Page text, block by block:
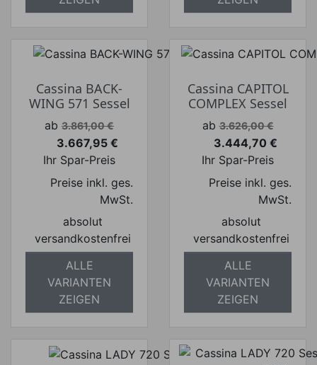
Cassina BACK-
WING 571 Sessel
Verkaufspreis
ab 3.861,00 €
Preis
3.667,95 €
Ihr Spar-Preis
Preise inkl. ges.
MwSt.
absolut
versandkostenfrei
ALLE
VARIANTEN
ZEIGEN
Cassina CAPITOL
COMPLEX Sessel
Verkaufspreis
ab 3.626,00 €
Preis
3.444,70 €
Ihr Spar-Preis
Preise inkl. ges.
MwSt.
absolut
versandkostenfrei
ALLE
VARIANTEN
ZEIGEN